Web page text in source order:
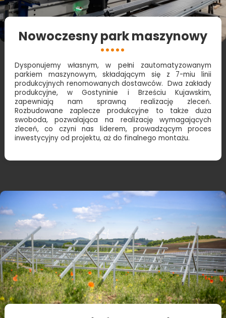
Nowoczesny park maszynowy
Dysponujemy własnym, w pełni zautomatyzowanym
parkiem maszynowym, składającym się z 7-miu linii
produkcyjnych renomowanych dostawców. Dwa zakłady
produkcyjne, w Gostyninie i Brześciu Kujawskim,
zapewniają nam sprawną realizację zleceń.
Rozbudowane zaplecze produkcyjne to także duża
swoboda, pozwalająca na realizację wymagających
zleceń, co czyni nas liderem, prowadzącym proces
inwestycyjny od projektu, aż do finalnego montażu.